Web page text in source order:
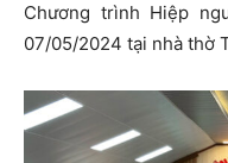
Chương trình Hiệp
07/05/2024 tại nhà thờ